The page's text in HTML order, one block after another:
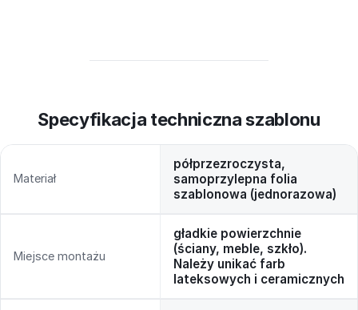
Specyfikacja techniczna szablonu
Materiał
półprzezroczysta,
samoprzylepna folia
szablonowa (jednorazowa)
Miejsce montażu
gładkie powierzchnie
(ściany, meble, szkło).
Należy unikać farb
lateksowych i ceramicznych